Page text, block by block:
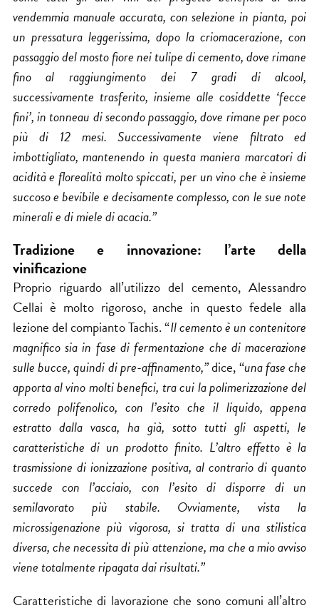
vendemmia manuale accurata, con selezione in pianta, poi
un pressatura leggerissima, dopo la criomacerazione, con
passaggio del mosto fiore nei tulipe di cemento, dove rimane
fino al raggiungimento dei 7 gradi di alcool,
successivamente trasferito, insieme alle cosiddette ‘fecce
fini’, in tonneau di secondo passaggio, dove rimane per poco
più di 12 mesi. Successivamente viene filtrato ed
imbottigliato, mantenendo in questa maniera marcatori di
acidità e florealità molto spiccati, per un vino che è insieme
succoso e bevibile e decisamente complesso, con le sue note
minerali e di miele di acacia.”
Tradizione e innovazione: l’arte della
vinificazione
Proprio riguardo all’utilizzo del cemento, Alessandro
Cellai è molto rigoroso, anche in questo fedele alla
lezione del compianto Tachis. “Il cemento è un contenitore
magnifico sia in fase di fermentazione che di macerazione
sulle bucce, quindi di pre-affinamento,”dice, “una fase che
apporta al vino molti benefici, tra cui la polimerizzazione del
corredo polifenolico, con l’esito che il liquido, appena
estratto dalla vasca, ha già, sotto tutti gli aspetti, le
caratteristiche di un prodotto finito. L’altro effetto è la
trasmissione di ionizzazione positiva, al contrario di quanto
succede con l’acciaio, con l’esito di disporre di un
semilavorato più stabile. Ovviamente, vista la
microssigenazione più vigorosa, si tratta di una stilistica
diversa, che necessita di più attenzione, ma che a mio avviso
viene totalmente ripagata dai risultati.”
Caratteristiche di lavorazione che sono comuni all’altro